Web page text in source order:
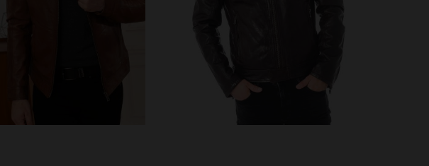
TAILLES DISPONIBLES TAILLES DISPONIBLES